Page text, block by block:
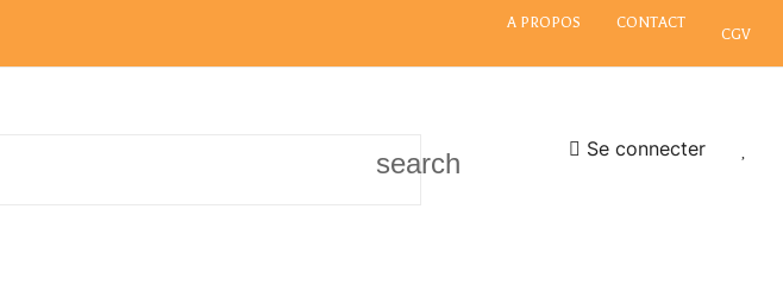
A PROPOS CONTACT
CGV
search Se connecter